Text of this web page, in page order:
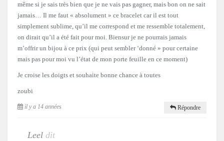
même si je sais très bien que je ne vais pas gagner, mais bon on ne sait
jamais… Il me faut « absolument » ce bracelet car il est tout
simplement sublime, qu’il me correspond et me ressemble totalement,
on dirait qu’il a été fait pour moi. Biensur je ne pourrais jamais
m’offrir un bijou à ce prix (qui peut sembler ‘donné » pour certaine
mais pas pour moi vu l’état de mon porte feuille en ce moment)
Je croise les doigts et souhaite bonne chance à toutes
zoubi
il y a 14 années Répondre
Leel dit